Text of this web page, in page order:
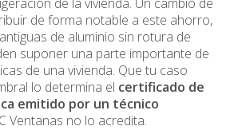
de forma notable a este ahorro,
de aluminio sin rotura de
suponer una parte importante de
de una vivienda. Que tu caso
lo determina el certificado de
emitido por un técnico
Ventanas no lo acredita.